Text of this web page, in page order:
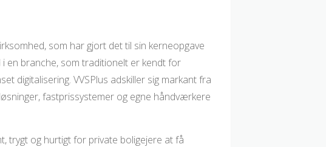
som har gjort det til sin kerneopgave
en branche, som traditionelt er kendt for
digitalisering. VVSPlus adskiller sig markant fra
fastprissystemer og egne håndværkere
trygt og hurtigt for private boligejere at få